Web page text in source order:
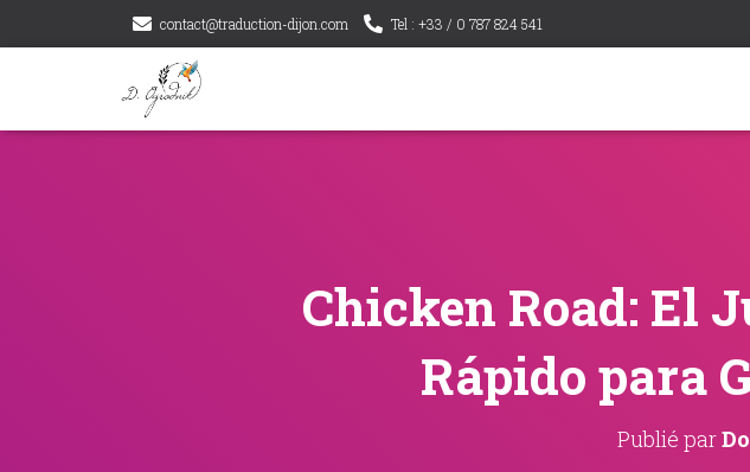
contact@traduction-dijon.com Tel : +33 / 0 787 824 541
Chicken Road: El
Rápido para
Publié par